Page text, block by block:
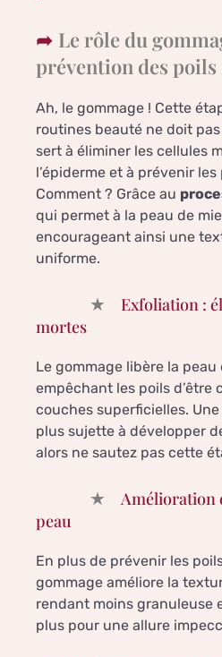
Le rôle du
prévention des
Ah, le gommage ! Cette
routines beauté ne doit
sert à éliminer les cellules
l’épiderme et à prévenir
Comment ? Grâce au
qui permet à la peau de
encourageant ainsi une
uniforme.
Exfoliation :
mortes
Le gommage libère la
empêchant les poils d’être
couches superficielles.
plus sujette à développer
alors ne sautez pas cette
Amélioration
peau
En plus de prévenir les
gommage améliore la
rendant moins granuleuse
plus pour une allure